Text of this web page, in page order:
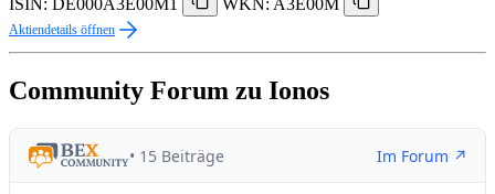
ISIN: DE000A3E00M1
WKN: A3E00M
Aktiendetails öffnen
Community Forum zu Ionos